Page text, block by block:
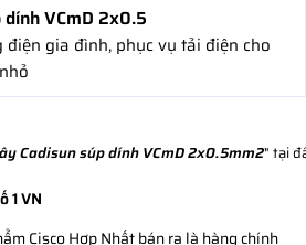
dính VCmD 2x0.5
gia đình, phục vụ tải điện cho
Cadisun súp dính VCmD 2x0.5mm2" tại
1 VN
Cisco Hợp Nhất bán ra là hàng chính